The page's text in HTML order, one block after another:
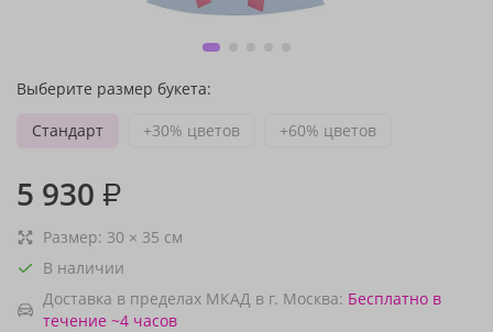
Выберите размер букета:
Стандарт
+30% цветов +60% цветов
5 930 ₽
Размер: 30 × 35 см
В наличии
Доставка в пределах МКАД в г. Москва: Бесплатно в
течение ~4 часов